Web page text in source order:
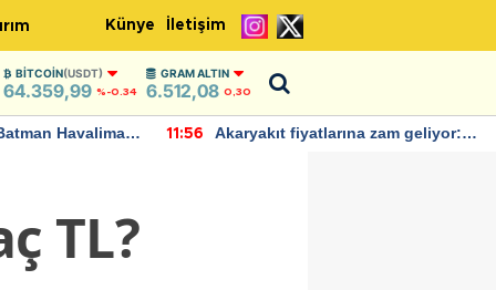
Künye İletişim
BITCOIN(USDT)
64.359,99 %-0.34
GRAM ALTIN
6.512,08 0,30
Havalimanı
11:56
Akaryakıt fiyatlarına zam geliyor:
TL?